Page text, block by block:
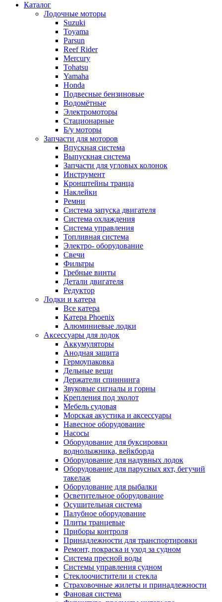
Каталог
Лодочные моторы
Suzuki
Toyama
Parsun
Reef Rider
Mercury
Tohatsu
Yamaha
Honda
Подвесные бензиновые
Водомётные
Электромоторы
Стационарные
Б/у моторы
Запчасти для моторов
Впускная система
Выпускная система
Запчасти для угловых колонок
Инструмент
Кронштейны транца
Наклейки
Ремни
Система запуска двигателя
Система охлаждения
Система управления
Топливная система
Электро- оборудование
Свечи
Фильтры
Гребные винты
Детали двигателя
Редуктор
Лодки и катера
Все катера
Катера Phoenix
Алюминиевые лодки
Аксессуары для лодок
Аккумуляторы
Анодная защита
Гермоупаковка
Дельные вещи
Держатели спиннинга
Звуковые сигналы и горны
Крепления под эхолот
Мебель судовая
Морская акустика и аксессуары
Навесное оборудование
Насосы
Оборудование для буксировки
воднолыжника, вейкборда
Оборудование для надувных лодок
Оборудование для парусных яхт, бегучий
такелаж
Оборудование для рыбалки
Осветительное оборудование
Осушительная система
Палубное оборудование
Плиты транцевые
Приборы контроля
Принадлежности для транспортировки
Ремонт, покраска и уход за судном
Система пресной воды
Системы управления судном
Стеклоочистители и стекла
Страховочные жилеты и принадлежности
Фановая система